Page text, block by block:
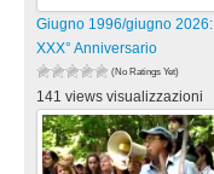
Giugno 1996/giugno 2026:
XXX° Anniversario
(No Ratings Yet)
141 views visualizzazioni